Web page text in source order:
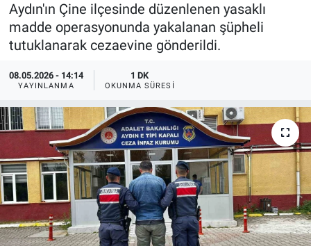
Aydın'ın Çine ilçesinde düzenlenen yasaklı
madde operasyonunda yakalanan şüpheli
tutuklanarak cezaevine gönderildi.
08.05.2026 - 14:14
YAYINLANMA
1 DK
OKUNMA SÜRESI